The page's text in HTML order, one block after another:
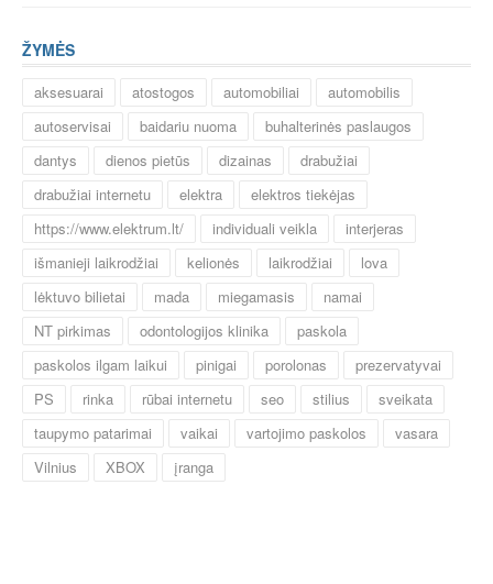
ŽYMĖS
aksesuarai atostogos automobiliai
automobilis
autoservisai
baidariu nuoma
buhalterinės paslaugos
dantys
dienos pietūs dizainas
drabužiai
drabužiai internetu
elektra
elektros tiekėjas
https://www.elektrum.lt/
individuali veikla
interjeras
išmanieji laikrodžiai
kelionės laikrodžiai
lova
lėktuvo bilietai
mada miegamasis
namai
NT pirkimas
odontologijos klinika
paskola
paskolos ilgam laikui
pinigai porolonas
prezervatyvai
PS
rinka rūbai internetu seo stilius
sveikata
taupymo patarimai
vaikai vartojimo paskolos
vasara
Vilnius
XBOX įranga